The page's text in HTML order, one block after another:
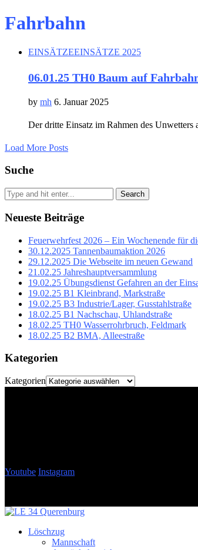
Fahrbahn
EINSÄTZEEINSÄTZE 2025
06.01.25 TH0 Baum auf
by mh 6. Januar 2025
Der dritte Einsatz im Rahmen des
Load More Posts
Suche
Search
Neueste Beiträge
Feuerwehrfest 2026 – Ein Wochenende für
30.12.2025 Tannenbaumaktion 2026
29.12.2025 Die Webseite im neuen Gewand
21.02.25 Jahreshauptversammlung
19.02.25 Übungsdienst Gefahren an der
19.02.25 B1 Kleinbrand, Markstraße
19.02.25 B3 Industrie/Lager, Gusstahlstraße
18.02.25 B1 Nachschau, Uhlandstraße
18.02.25 TH0 Wasserrohrbruch, Feldmark
18.02.25 B2 BMA, Alleestraße
Kategorien
Kategorien
Youtube Instagram
Löschzug
Mannschaft